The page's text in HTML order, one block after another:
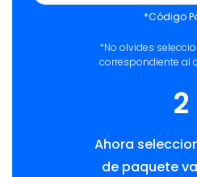
*Código
*No olvides
correspondiente al
2
Ahora
de paquete